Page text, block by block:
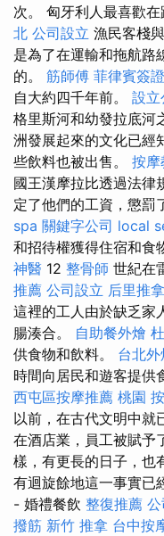
次。 匈牙利人最喜歡
北 公司設立 漁民客棧
是為了在運輸和拖航路
的。 筋師傅 菲律賓簽證
自大約四千年前。 設立
格里斯河和幼發拉底河
洲發展起來的文化已經
些飲料也被出售。 按摩
國王漢摩拉比透過法律
定了他們的工資，懲罰
spa 關鍵字公司 local
和招待權獲得住宿和食
神醫 12 整骨師 世紀在
推薦 公司設立 后里推拿
這裡的工人由於缺乏家
腸湊合。 自助餐外燴
供食物和飲料。 台北外
時間向居民和遊客提供
西屯區按摩推薦 桃園
以前，在古代文明中就
在酒店業，員工被賦予
樣，有更長的日子，也
有迴旋餘地這一事實已
- 婚禮餐飲 整復推薦
撥筋 新竹 推拿 台中按